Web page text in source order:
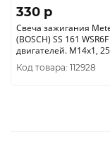
330 p
Свеча зажигания
(BOSCH) SS 161 WSR6F для 2Т
двигателей. М14х1,
1110-400-7005M
Код товара: 112928